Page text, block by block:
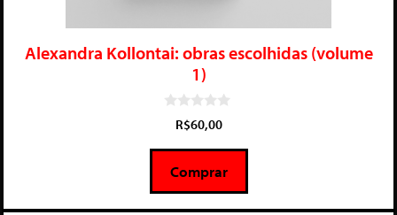
Alexandra Kollontai: obras escolhidas (volume
1)
5
R$60,00
Comprar